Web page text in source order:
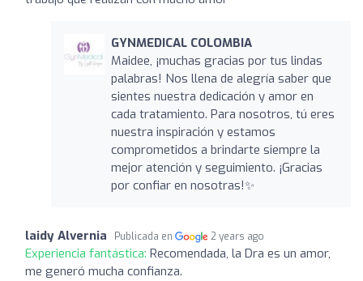
GYNMEDICAL COLOMBIA
Maidee, ¡muchas gracias por tus lindas
palabras! Nos llena de alegría saber que
sientes nuestra dedicación y amor en
cada tratamiento. Para nosotros, tú eres
nuestra inspiración y estamos
comprometidos a brindarte siempre la
mejor atención y seguimiento. ¡Gracias
por confiar en nosotras!✨
laidy Alvernia Publicada en 2 years ago
Experiencia fantástica: Recomendada, la Dra es un amor,
me generó mucha confianza.